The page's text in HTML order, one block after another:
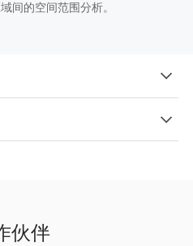
间的空间范围分析。
伙伴